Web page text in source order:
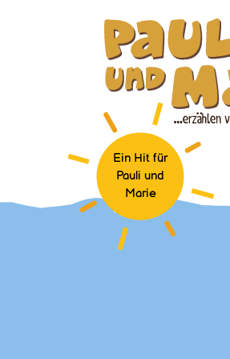
Ein Hit für
Pauli und
Marie